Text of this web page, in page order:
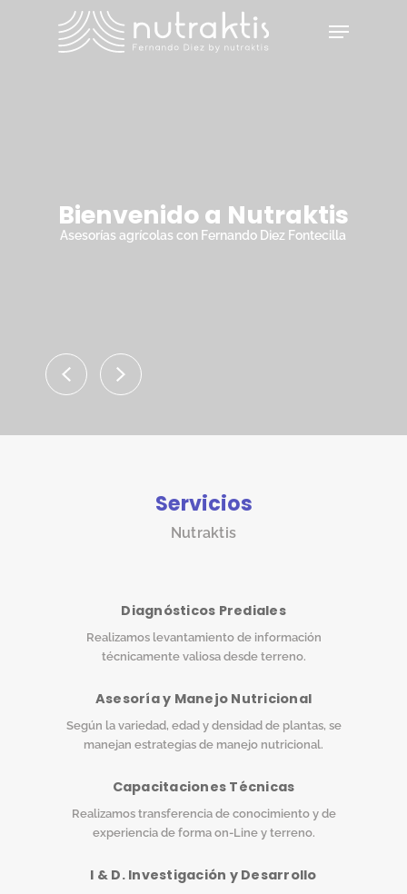
Menu
Bienvenido a Nutraktis
Asesorías agrícolas con Fernando Diez Fontecilla
Servicios
Nutraktis
Diagnósticos Prediales
Realizamos levantamiento de información
técnicamente valiosa desde terreno.
Asesoría y Manejo Nutricional
Según la variedad, edad y densidad de plantas, se
manejan estrategias de manejo nutricional.
Capacitaciones Técnicas
Realizamos transferencia de conocimiento y de
experiencia de forma on-Line y terreno.
I & D. Investigación y Desarrollo